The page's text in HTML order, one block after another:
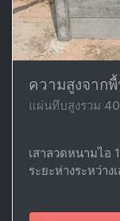
ความสูงจาก
แผ่นทึบสูงรวม
เสาลวดหนามไอ
ระยะห่างระหว่า